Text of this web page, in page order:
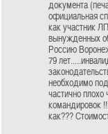
документа
официальная
как участник
вынужденных
Россию
79
необходимо
частично плохо
командировок
как???